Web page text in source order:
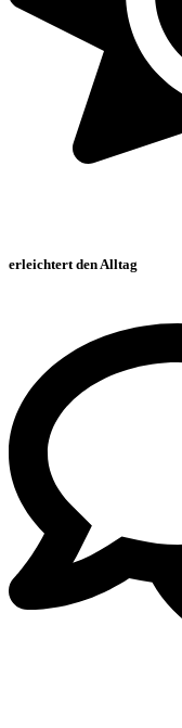
erleichtert den Alltag